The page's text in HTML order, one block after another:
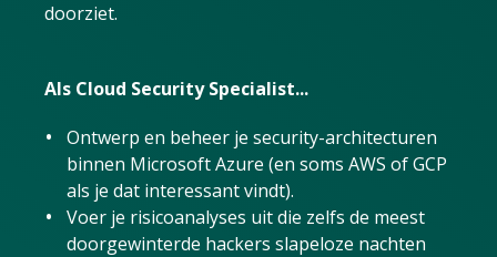
doorziet.
Als Cloud Security Specialist...
Ontwerp en beheer je security-architecturen
binnen Microsoft Azure (en soms AWS of GCP
als je dat interessant vindt).
Voer je risicoanalyses uit die zelfs de meest
doorgewinterde hackers slapeloze nachten